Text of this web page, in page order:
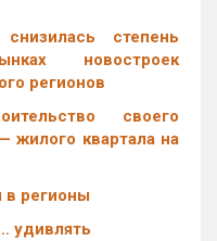
степень
новостроек
регионов
своего
жилого квартала на
в регионы
удивлять